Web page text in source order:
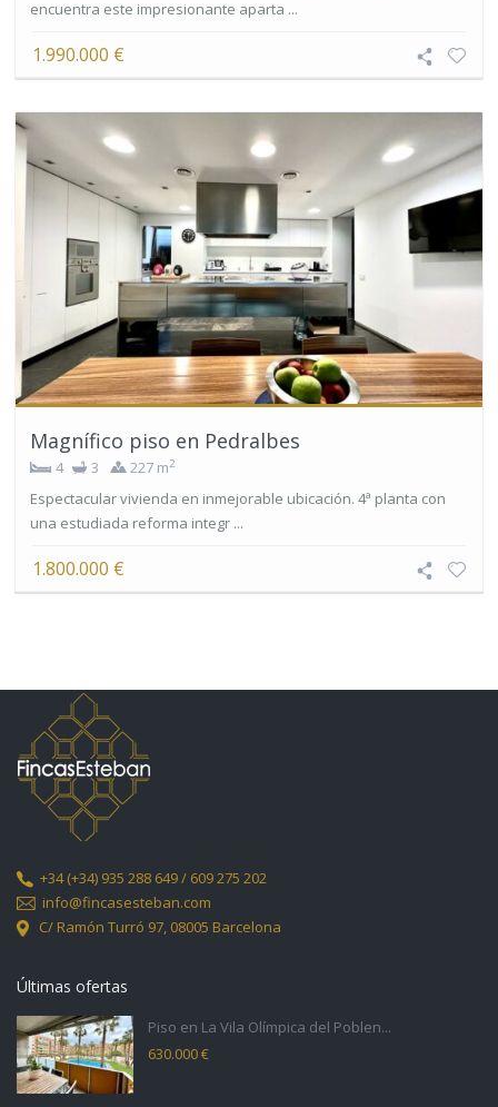
encuentra este impresionante aparta ...
1.990.000 €
Magnífico piso en Pedralbes
4 3 227 m2
Espectacular vivienda en inmejorable ubicación. 4ª planta con
una estudiada reforma integr ...
1.800.000 €
+34(+34) 935 288 649 / 609 275 202
info@fincasesteban.com
C/ Ramón Turró 97, 08005 Barcelona
Últimas ofertas
Piso en La Vila Olímpica del Poblen...
630.000 €